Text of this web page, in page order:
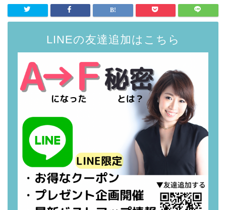
LINEの友達追加はこちら